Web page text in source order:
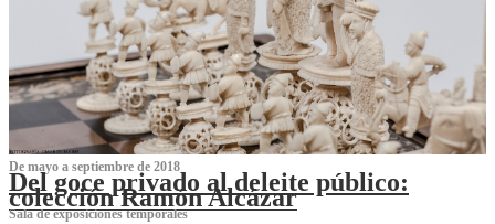
De mayo a septiembre de 2018
Del goce privado al deleite público:
colección Ramón Alcázar
Sala de exposiciones temporales